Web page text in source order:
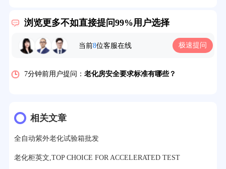
浏览更多不如直接提问99%用户选择
当前8位客服在线 极速提问
7分钟前用户提问：
10分钟前用户提问：高温老化房一般温度多少？
13分钟前用户提问：
15分钟前用户提问：高低温试验箱玻璃用什么材料？
17分钟前用户提问：步入式老化房有多大的？
相关文章
全自动紫外老化试验箱批发
老化柜英文,TOP CHOICE FOR ACCELERATED TEST